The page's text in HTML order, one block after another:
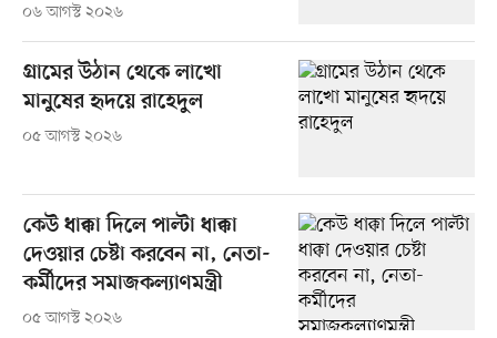
০৬ আগস্ট ২০২৬
গ্রামের উঠান থেকে লাখো
মানুষের হৃদয়ে রাহেদুল
০৫ আগস্ট ২০২৬
কেউ ধাক্কা দিলে পাল্টা ধাক্কা
দেওয়ার চেষ্টা করবেন না, নেতা-
কর্মীদের সমাজকল্যাণমন্ত্রী
০৫ আগস্ট ২০২৬